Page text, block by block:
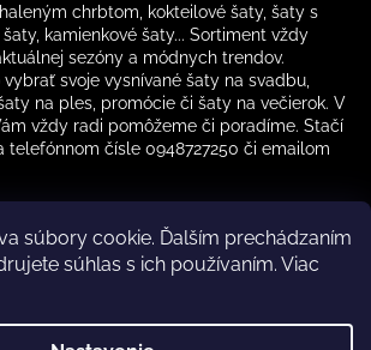
súbory cookie. Ďalším prechádzaním
súhlas s ich používaním. Viac
chrbtom, kokteilové šaty, šaty s
kamienkové šaty... Sortiment vždy
sezóny a módnych trendov.
svoje vysnívané šaty na svadbu,
na ples, promócie či šaty na večierok. V
vždy radi pomôžeme či poradíme. Stačí
telefónnom čísle 0948727250 či emailom
predajňa otváracia doba CZ